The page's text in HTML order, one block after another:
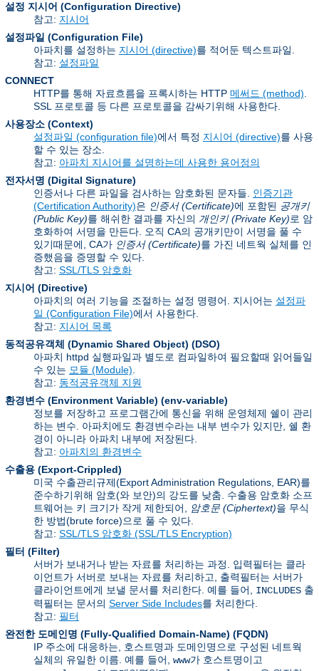
설정 지시어 (Configuration Directive)
참고: 지시어
설정파일 (Configuration File)
아파치를 설정하는 지시어 (directive)를 적어둔 텍스트파일.
참고: 설정파일
CONNECT
HTTP를 통해 자료흐름을 프록시하는 HTTP 메써드 (method)
SSL 프로토콜 등 다른 프로토콜을 감싸기위해 사용한다.
사용장소 (Context)
설정파일 (configuration file)에서 특정 지시어 (directive)를 사용
할 수 있는 장소.
참고: 아파치 지시어를 설명하는데 사용한 용어정의
전자서명 (Digital Signature)
인증서나 다른 파일을 검사하는 암호화된 문자들. 인증기관
(Certification Authority)은 인증서 (Certificate)에 포함된 공개키
(Public Key)를 해쉬한 결과를 자신의 개인키 (Private Key)로 암
호화하여 서명을 만든다. 오직 CA의 공개키만이 서명을 풀 수
있기때문에, CA가 인증서 (Certificate)를 가진 네트웍 실체를 인
증했음을 증명할 수 있다.
참고: SSL/TLS 암호화
지시어 (Directive)
아파치의 여러 기능을 조절하는 설정 명령어. 지시어는 설정파
일 (Configuration File)에서 사용한다.
참고: 지시어 목록
동적공유객체 (Dynamic Shared Object) (DSO)
아파치 httpd 실행파일과 별도로 컴파일하여 필요할때 읽어들일
수 있는 모듈 (Module)
참고: 동적공유객체 지원
환경변수 (Environment Variable) (env-variable)
정보를 저장하고 프로그램간에 통신을 위해 운영체제 쉘이 관리
하는 변수. 아파치에도 환경변수라는 내부 변수가 있지만, 쉘 환
경이 아니라 아파치 내부에 저장된다.
참고: 아파치의 환경변수
수출용 (Export-Crippled)
미국 수출관리규제(Export Administration Regulations, EAR)를
준수하기위해 암호(와 보안)의 강도를 낮춤. 수출용 암호화 소프
트웨어는 키 크기가 작게 제한되어,
암호문 (Ciphertext)을 무식
한 방법(brute force)으로 풀 수 있다.
참고: SSL/TLS 암호화 (SSL/TLS Encryption)
필터 (Filter)
서버가 보내거나 받는 자료를 처리하는 과정. 입력필터는 클라
이언트가 서버로 보내는 자료를 처리하고, 출력필터는 서버가
클라이언트에게 보낼 문서를 처리한다. 예를 들어, INCLUDES 출
력필터는 문서의 Server Side Includes를 처리한다.
참고: 필터
완전한 도메인명 (Fully-Qualified Domain-Name) (FQDN)
IP 주소에 대응하는, 호스트명과 도메인명으로 구성된 네트웍
실체의 유일한 이름. 예를 들어, www가 호스트명이고